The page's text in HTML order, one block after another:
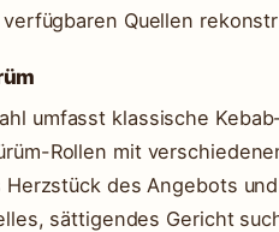
Quellen
umfasst klassische
Rollen mit
des Angebots
sättigendes Gericht